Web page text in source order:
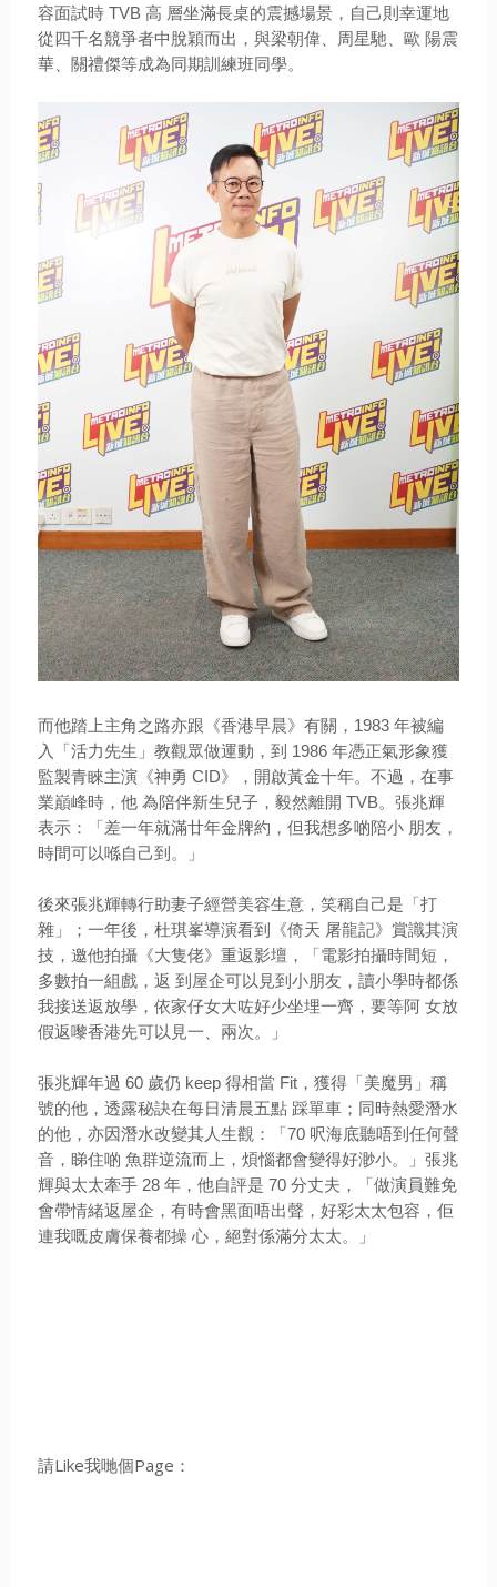
容面試時 TVB 高 層坐滿長桌的震撼場景，自己則幸運地
從四千名競爭者中脫穎而出，與梁朝偉、周星馳、歐 陽震
華、關禮傑等成為同期訓練班同學。
而他踏上主角之路亦跟《香港早晨》有關，1983 年被編
入「活力先生」教觀眾做運動，到 1986 年憑正氣形象獲
監製青睞主演《神勇 CID》，開啟黃金十年。不過，在事
業巔峰時，他 為陪伴新生兒子，毅然離開 TVB。張兆輝
表示：「差一年就滿廿年金牌約，但我想多啲陪小 朋友，
時間可以喺自己到。」
後來張兆輝轉行助妻子經營美容生意，笑稱自己是「打
雜」；一年後，杜琪峯導演看到《倚天 屠龍記》賞識其演
技，邀他拍攝《大隻佬》重返影壇，「電影拍攝時間短，
多數拍一組戲，返 到屋企可以見到小朋友，讀小學時都係
我接送返放學，依家仔女大咗好少坐埋一齊，要等阿 女放
假返嚟香港先可以見一、兩次。」
張兆輝年過 60 歲仍 keep 得相當 Fit，獲得「美魔男」稱
號的他，透露秘訣在每日清晨五點 踩單車；同時熱愛潛水
的他，亦因潛水改變其人生觀：「70 呎海底聽唔到任何聲
音，睇住啲 魚群逆流而上，煩惱都會變得好渺小。」張兆
輝與太太牽手 28 年，他自評是 70 分丈夫，
「做演員難免
會帶情緒返屋企，有時會黑面唔出聲，好彩太太包容，佢
連我嘅皮膚保養都操 心，絕對係滿分太太。」
請Like我哋個Page：